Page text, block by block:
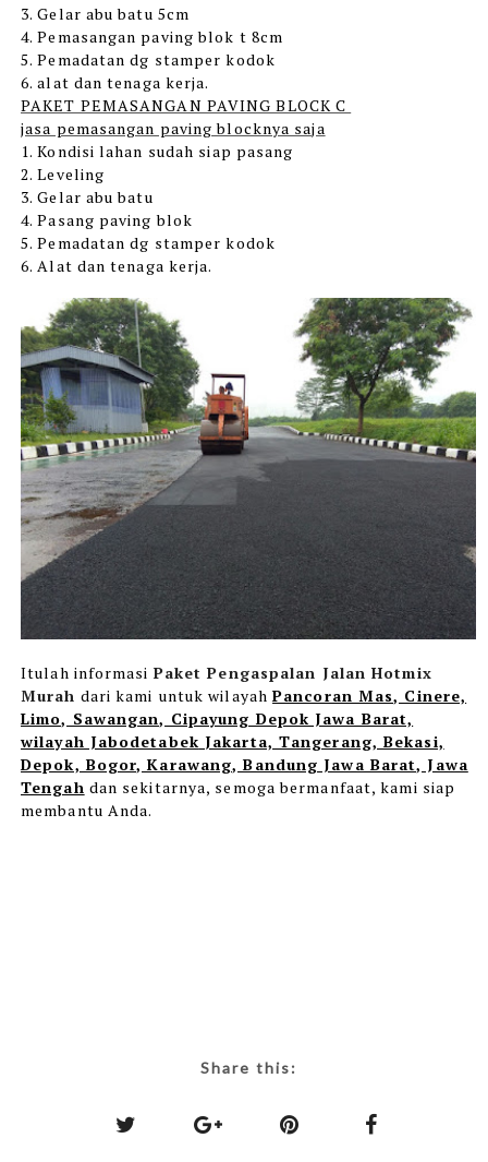
3. Gelar abu batu 5cm
4. Pemasangan paving blok t 8cm
5. Pemadatan dg stamper kodok
6. alat dan tenaga kerja.
PAKET PEMASANGAN PAVING BLOCK C
jasa pemasangan paving blocknya saja
1. Kondisi lahan sudah siap pasang
2. Leveling
3. Gelar abu batu
4. Pasang paving blok
5. Pemadatan dg stamper kodok
6. Alat dan tenaga kerja.
Itulah informasi Paket Pengaspalan Jalan Hotmix
Murah darikami untuk wilayahPancoran Mas, Cinere,
Limo, Sawangan, Cipayung Depok Jawa Barat,
wilayah Jabodetabek Jakarta, Tangerang, Bekasi,
Depok, Bogor, Karawang, Bandung Jawa Barat, Jawa
Tengah dan sekitarnya, semoga bermanfaat, kami siap
membantu Anda.
Share this: